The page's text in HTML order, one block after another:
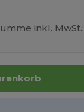
inkl. MwSt.: